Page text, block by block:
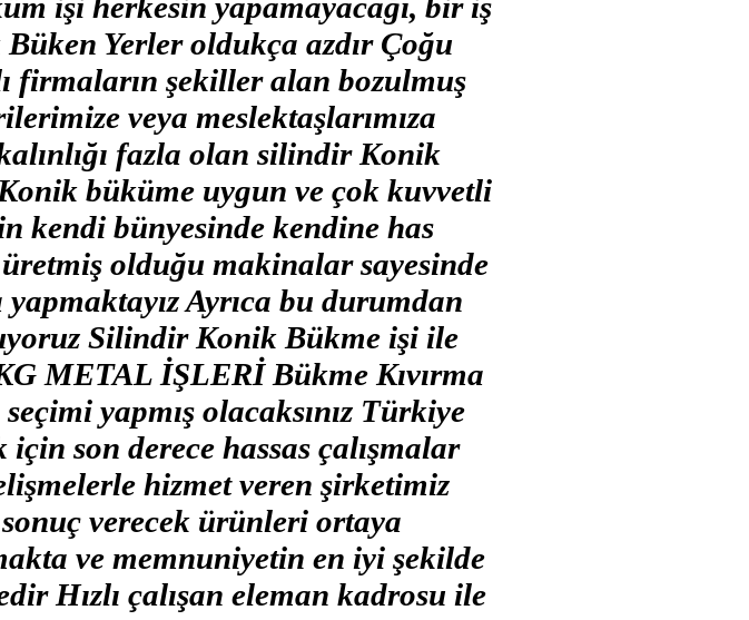
Yerler oldukça azdır Çoğu
firmaların şekiller alan bozulmuş
veya meslektaşlarımıza
fazla olan silindir Konik
büküme uygun ve çok kuvvetli
kendi bünyesinde kendine has
olduğu makinalar sayesinde
Ayrıca bu durumdan
Silindir Konik Bükme işi ile
METAL İŞLERİ Bükme Kıvırma
yapmış olacaksınız Türkiye
son derece hassas çalışmalar
hizmet veren şirketimiz
verecek ürünleri ortaya
ve memnuniyetin en iyi şekilde
Hızlı çalışan eleman kadrosu ile